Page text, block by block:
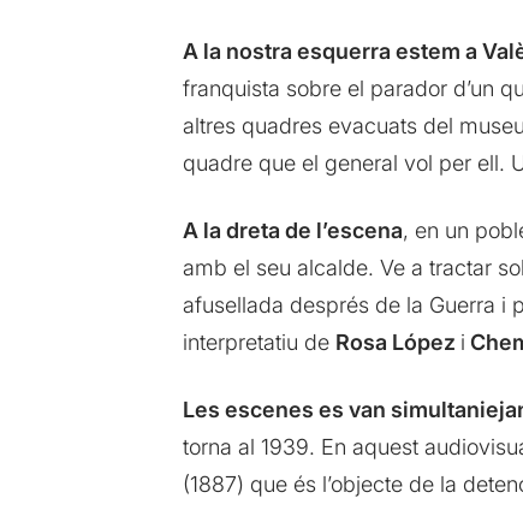
A la nostra esquerra estem a
franquista sobre el parador d’un
altres quadres evacuats del
quadre que el general vol per ell.
A la dreta de l’escena, en un
amb el seu alcalde. Ve a tractar
afusellada després de la Guerra i
interpretatiu de Rosa López i
Les escenes es van
torna al 1939. En aquest
(1887) que és l’objecte de la